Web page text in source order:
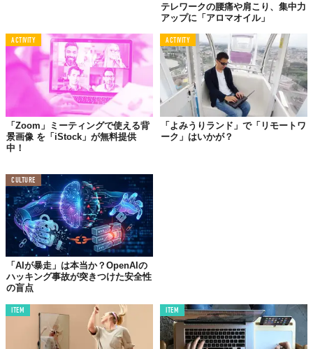
©フジダン
テレワークの腰痛や肩こり、集中力
アップに「アロマオイル」
ACTIVITY
「Zoom」ミーティングで使える背
景画像 を「iStock」が無料提供
中！
ACTIVITY
「よみうりランド」で「リモートワ
ーク」はいかが？
CULTURE
「AIが暴走」は本当か？OpenAIの
ハッキング事故が突きつけた安全性
の盲点
ITEM ITEM